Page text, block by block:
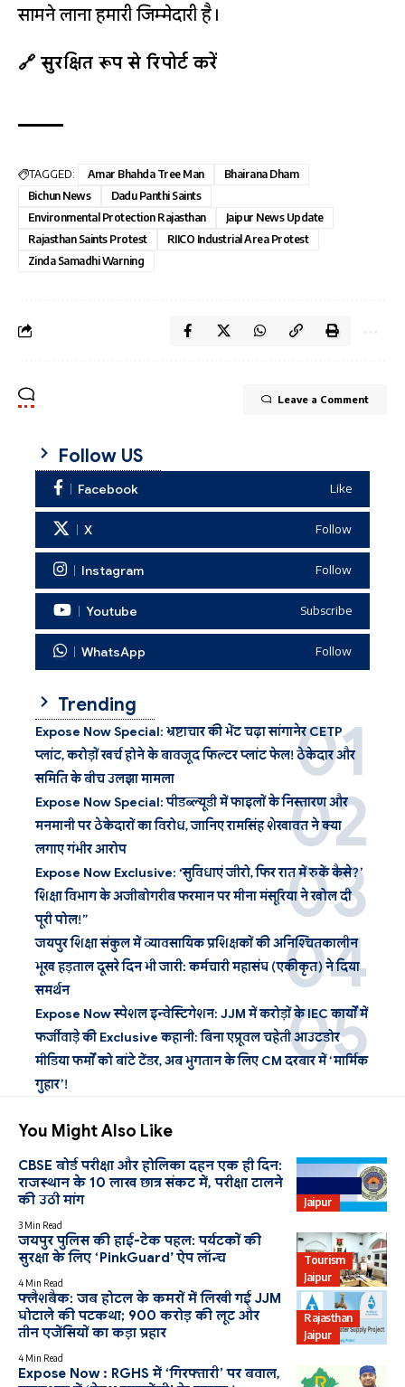
सामने लाना हमारी जिम्मेदारी है।
🔗 सुरक्षित रूप से रिपोर्ट करें
TAGGED: Amar Bhahda Tree Man
Bhairana Dham
Bichun News
Dadu Panthi Saints
Environmental Protection Rajasthan
Jaipur News Update
Rajasthan Saints Protest
RIICO Industrial Area Protest
Zinda Samadhi Warning
Leave a Comment
Follow US
Facebook Like
X Follow
Instagram Follow
Youtube Subscribe
WhatsApp Follow
Trending
Expose Now Special: भ्रष्टाचार की भेंट चढ़ा सांगानेर CETP
प्लांट, करोड़ों खर्च होने के बावजूद फिल्टर प्लांट फेल! ठेकेदार और
समिति के बीच उलझा मामला
Expose Now Special: पीडब्ल्यूडी में फाइलों के निस्तारण और
मनमानी पर ठेकेदारों का विरोध, जानिए रामसिंह शेखावत ने क्या
लगाए गंभीर आरोप
Expose Now Exclusive: ‘सुविधाएं जीरो, फिर रात में रुकें कैसे?’
शिक्षा विभाग के अजीबोगरीब फरमान पर मीना मंसूरिया ने खोल दी
पूरी पोल!”
जयपुर शिक्षा संकुल में व्यावसायिक प्रशिक्षकों की अनिश्चितकालीन
भूख हड़ताल दूसरे दिन भी जारी: कर्मचारी महासंघ (एकीकृत) ने दिया
समर्थन
Expose Now स्पेशल इन्वेस्टिगेशन: JJM में करोड़ों के IEC कार्यों में
फर्जीवाड़े की Exclusive कहानी: बिना एप्रूवल चहेती आउटडोर
मीडिया फर्मों को बांटे टेंडर, अब भुगतान के लिए CM दरबार में ‘मार्मिक
गुहार’!
You Might Also Like
Jaipur
CBSE बोर्ड परीक्षा और होलिका दहन एक ही दिन:
राजस्थान के 10 लाख छात्र संकट में, परीक्षा टालने
की उठी मांग
3 Min Read
Tourism
Jaipur
जयपुर पुलिस की हाई-टेक पहल: पर्यटकों की
सुरक्षा के लिए ‘PinkGuard’ ऐप लॉन्च
4 Min Read
Rajasthan
Jaipur
फ्लैशबैक: जब होटल के कमरों में लिखी गई JJM
घोटाले की पटकथा; 900 करोड़ की लूट और
तीन एजेंसियों का कड़ा प्रहार
4 Min Read
Expose Now : RGHS में ‘गिरफ्तारी’ पर बवाल,